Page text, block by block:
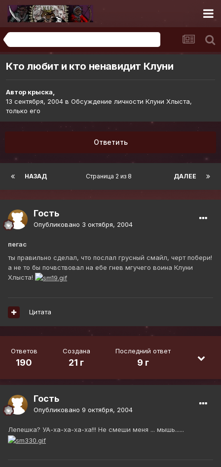
Кто любит и кто ненавидит Клуни
Автор крыска,
13 сентября, 2004 в Обсуждение личности Клуни Хлыста,
только его
Ответить
НАЗАД ДАЛЕЕ
Страница 2 из 8
Гость
Опубликовано 3 октября, 2004
пегас
ты правильно сделал, что послал грусный смайл, черт побери!
а не то бы почвствовал на ебе гнев мгучего воина Клуни
Хлыста!
Цитата
Ответов
190
Создана
21 г
Последний ответ
9 г
Гость
Опубликовано 9 октября, 2004
Лепешка? УА-ха-ха-ха-ха!!! Не смеши меня ... мышь......